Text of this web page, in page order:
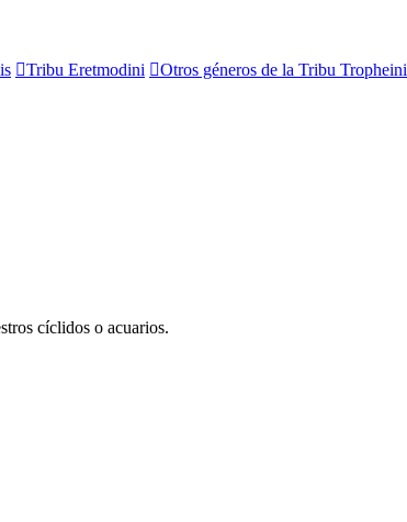
Tribu Eretmodini
Otros géneros de la Tribu Tropheini
cíclidos o acuarios.